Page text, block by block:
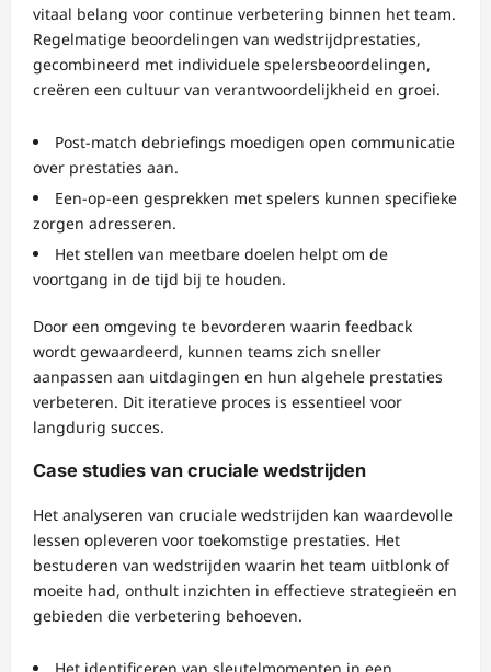
vitaal belang voor continue verbetering binnen het team.
Regelmatige beoordelingen van wedstrijdprestaties,
gecombineerd met individuele spelersbeoordelingen,
creëren een cultuur van verantwoordelijkheid en groei.
Post-match debriefings moedigen open communicatie
over prestaties aan.
Een-op-een gesprekken met spelers kunnen specifieke
zorgen adresseren.
Het stellen van meetbare doelen helpt om de
voortgang in de tijd bij te houden.
Door een omgeving te bevorderen waarin feedback
wordt gewaardeerd, kunnen teams zich sneller
aanpassen aan uitdagingen en hun algehele prestaties
verbeteren. Dit iteratieve proces is essentieel voor
langdurig succes.
Case studies van cruciale wedstrijden
Het analyseren van cruciale wedstrijden kan waardevolle
lessen opleveren voor toekomstige prestaties. Het
bestuderen van wedstrijden waarin het team uitblonk of
moeite had, onthult inzichten in effectieve strategieën en
gebieden die verbetering behoeven.